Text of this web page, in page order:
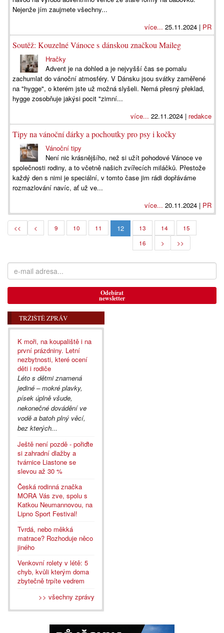
Nejenže jím zaujmete všechny...
více... 25.11.2024 | PR
Soutěž: Kouzelné Vánoce s dánskou značkou Maileg
Hračky
Advent je na dohled a je nejvyšší čas se pomalu
zachumlat do vánoční atmosféry. V Dánsku jsou svátky zaměřené
na "hygge", o kterém jste už možná slyšeli. Nemá přesný překlad,
hygge zosobňuje jakýsi pocit "zimní...
více... 22.11.2024 | redakce
Tipy na vánoční dárky a pochoutky pro psy i kočky
Vánoční tipy
Není nic krásnějšího, než si užít pohodové Vánoce ve
společnosti rodiny, a to včetně našich zvířecích miláčků. Přestože
každý den s nimi je speciální, v tomto čase jim rádi dopřáváme
rozmazlování navíc, ať už ve...
více... 20.11.2024 | PR
<< < 9 10 11 12 13 14
15
16
> >>
Odebírat
newsletter
TRŽIŠTĚ ZPRÁV
K moři, na koupaliště i na
první prázdniny. Letní
nezbytnosti, které ocení
děti i rodiče
Léto s dětmi znamená
jediné – mokré plavky,
písek úplně všude,
nekonečné dovádění ve
vodě a batoh plný věcí,
bez kterých...
Ještě není pozdě - pořiďte
si zahradní dlažby a
tvárnice Liastone se
slevou až 30 %
Česká rodinná značka
MORA Vás zve, spolu s
Katkou Neumannovou, na
Lipno Sport Festival!
Tvrdá, nebo měkká
matrace? Rozhoduje něco
jiného
Venkovní rolety v létě: 5
chyb, kvůli kterým doma
zbytečně trpíte vedrem
>> všechny zprávy